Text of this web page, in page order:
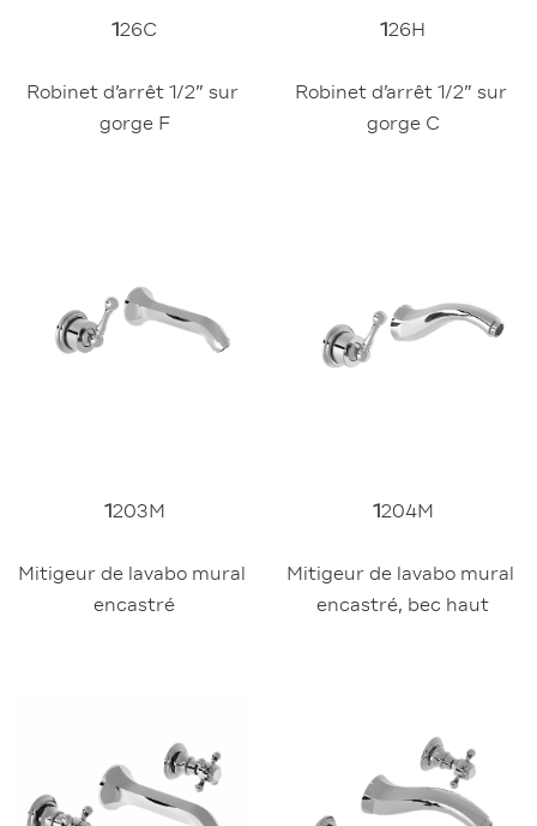
126C
Robinet d’arrêt 1/2” sur
gorge F
126H
Robinet d’arrêt 1/2” sur
gorge C
1203M
Mitigeur de lavabo mural
encastré
1204M
Mitigeur de lavabo mural
encastré, bec haut